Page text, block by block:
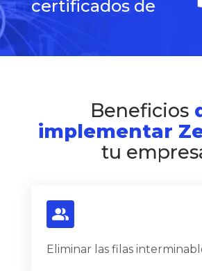
certificados de
Beneficios
implementar
tu
Eliminar las filas